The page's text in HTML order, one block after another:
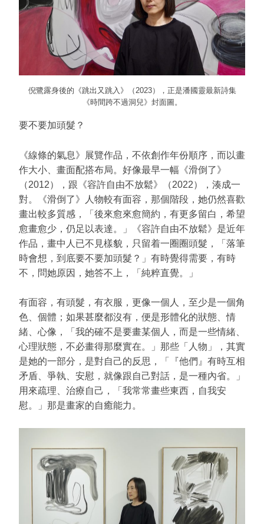
倪鷺露身後的《跳出又跳入》（2023），正是潘國靈最新詩集
《時間跨不過洞兒》封面圖。
要不要加頭髮？
《線條的氣息》展覽作品，不依創作年份順序，而以畫
作大小、畫面配搭布局。好像最早一幅《滑倒了》
（2012），跟《容許自由不放鬆》（2022），湊成一
對。《滑倒了》人物較有面容，那個階段，她仍然喜歡
畫出較多質感，「後來愈來愈簡約，有更多留白，希望
愈畫愈少，仍足以表達。」《容許自由不放鬆》是近年
作品，畫中人已不見樣貌，只留着一圈圈頭髮，「落筆
時會想，到底要不要加頭髮？」有時覺得需要，有時
不，問她原因，她答不上，「純粹直覺。」
有面容，有頭髮，有衣服，更像一個人，至少是一個角
色、個體；如果甚麼都沒有，便是形體化的狀態、情
緒、心像，「我的確不是要畫某個人，而是一些情緒、
心理狀態，不必畫得那麼實在。」那些「人物」，其實
是她的一部分，是對自己的反思，「『他們』有時互相
矛盾、爭執、安慰，就像跟自己對話，是一種內省。」
用來疏理、治療自己，「我常常畫些東西，自我安
慰。」那是畫家的自癒能力。